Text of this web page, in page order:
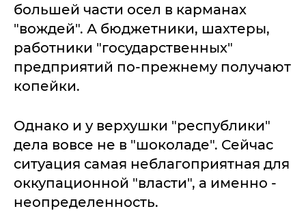
большей части осел в карманах
"вождей". А бюджетники, шахтеры,
работники "государственных"
предприятий по-прежнему получают
копейки.
Однако и у верхушки "республики"
дела вовсе не в "шоколаде". Сейчас
ситуация самая неблагоприятная для
оккупационной "власти", а именно -
неопределенность.